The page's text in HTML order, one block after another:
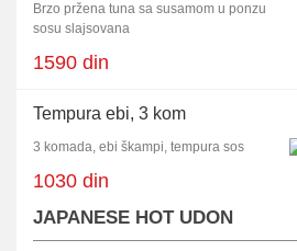
Brzo pržena tuna sa susamom u ponzu
sosu slajsovana
1590 din
Tempura ebi, 3 kom
3 komada, ebi škampi, tempura sos
1030 din
JAPANESE HOT UDON